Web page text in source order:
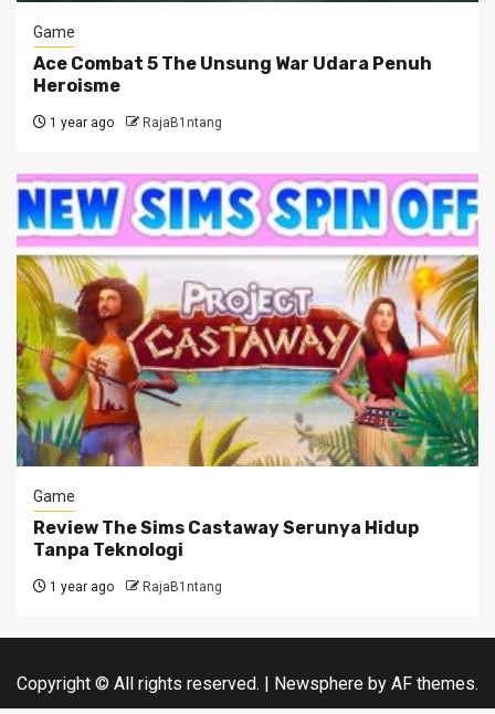
Game
Ace Combat 5 The Unsung War Udara Penuh
Heroisme
1 year ago RajaB1ntang
Game
Review The Sims Castaway Serunya Hidup
Tanpa Teknologi
1 year ago RajaB1ntang
Copyright © All rights reserved. | Newsphere by AF themes.